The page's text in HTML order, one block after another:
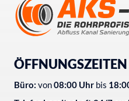
ÖFFNUNGSZEITEN
Büro: von08:00 Uhr bis